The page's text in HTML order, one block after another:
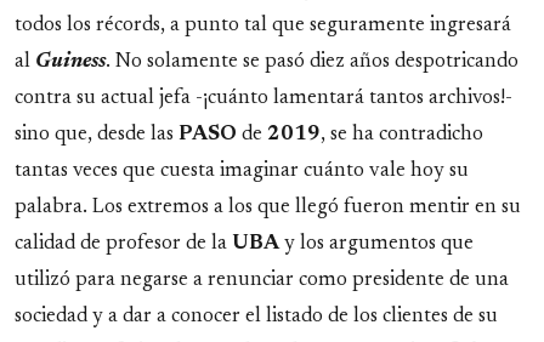
todos los récords, a punto tal que seguramente ingresará
al Guiness. No solamente se pasó diez años despotricando
contra su actual jefa -¡cuánto lamentará tantos archivos!-
sino que, desde las PASO de 2019, se ha contradicho
tantas veces que cuesta imaginar cuánto vale hoy su
palabra. Los extremos a los que llegó fueron mentir en su
calidad de profesor de la UBAy los argumentos que
utilizó para negarse a renunciar como presidente de una
sociedad y a dar a conocer el listado de los clientes de su